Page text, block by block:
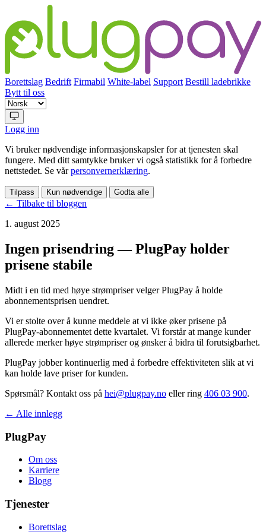
Borettslag Bedrift Firmabil White-label Support Bestill ladebrikke
Bytt til oss
Logg inn
Vi bruker nødvendige informasjonskapsler for at tjenesten skal
fungere. Med ditt samtykke bruker vi også statistikk for å forbedre
nettstedet. Se vårpersonvernerklæring.
Tilpass Kun nødvendige Godta alle
← Tilbake til bloggen
1. august 2025
Ingen prisendring — PlugPay holder
prisene stabile
Midt i en tid med høye strømpriser velger PlugPay å holde
abonnementsprisen uendret.
Vi er stolte over å kunne meddele at vi ikke øker prisene på
PlugPay-abonnementet dette kvartalet. Vi forstår at mange kunder
allerede merker høye strømpriser og ønsker å bidra til forutsigbarhet.
PlugPay jobber kontinuerlig med å forbedre effektiviteten slik at vi
kan holde lave priser for kunden.
Spørsmål? Kontakt oss på hei@plugpay.no eller ring 406 03 900.
← Alle innlegg
PlugPay
Om oss
Karriere
Blogg
Tjenester
Borettslag